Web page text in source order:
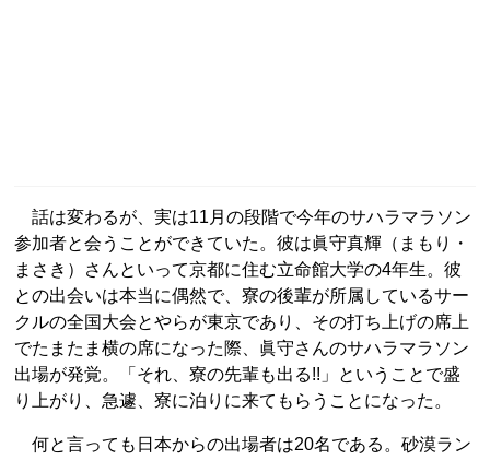
話は変わるが、実は11月の段階で今年のサハラマラソン
参加者と会うことができていた。彼は眞守真輝（まもり・
まさき）さんといって京都に住む立命館大学の4年生。彼
との出会いは本当に偶然で、寮の後輩が所属しているサー
クルの全国大会とやらが東京であり、その打ち上げの席上
でたまたま横の席になった際、眞守さんのサハラマラソン
出場が発覚。「それ、寮の先輩も出る!!」ということで盛
り上がり、急遽、寮に泊りに来てもらうことになった。
何と言っても日本からの出場者は20名である。砂漠ラン